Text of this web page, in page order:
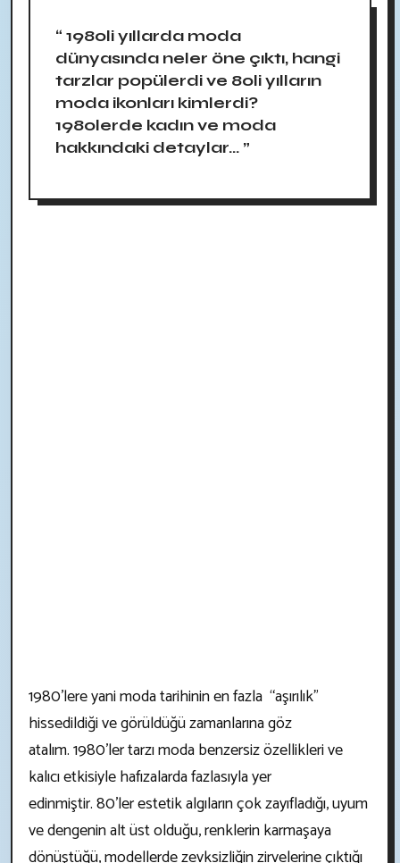
“ 1980li yıllarda moda
dünyasında neler öne çıktı, hangi
tarzlar popülerdi ve 80li yılların
moda ikonları kimlerdi?
1980lerde kadın ve moda
hakkındaki detaylar... ”
1980'lere yani moda tarihinin en fazla “aşırılık”
hissedildiği ve görüldüğü zamanlarına göz
atalım. 1980'ler tarzı moda benzersiz özellikleri ve
kalıcı etkisiyle hafızalarda fazlasıyla yer
edinmiştir. 80’ler estetik algıların çok zayıfladığı, uyum
ve dengenin alt üst olduğu, renklerin karmaşaya